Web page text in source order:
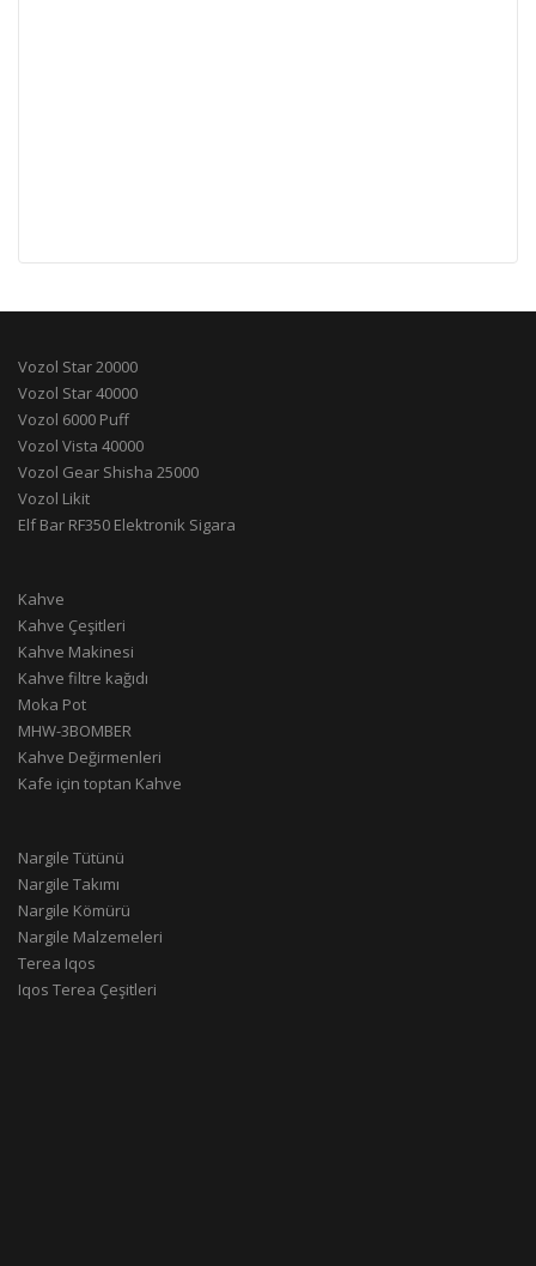
Vozol Star 20000
Vozol Star 40000
Vozol 6000 Puff
Vozol Vista 40000
Vozol Gear Shisha 25000
Vozol Likit
Elf Bar RF350 Elektronik Sigara
Kahve
Kahve Çeşitleri
Kahve Makinesi
Kahve filtre kağıdı
Moka Pot
MHW-3BOMBER
Kahve Değirmenleri
Kafe için toptan Kahve
Nargile Tütünü
Nargile Takımı
Nargile Kömürü
Nargile Malzemeleri
Terea Iqos
Iqos Terea Çeşitleri